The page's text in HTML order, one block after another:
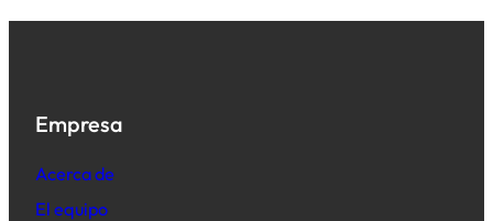
Empresa
Acerca de
El equipo